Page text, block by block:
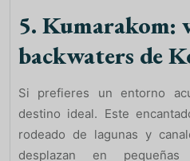
5. Kumarakom:
backwaters de
Si prefieres un entorno
destino ideal. Este
rodeado de lagunas y
desplazan en pequeñas